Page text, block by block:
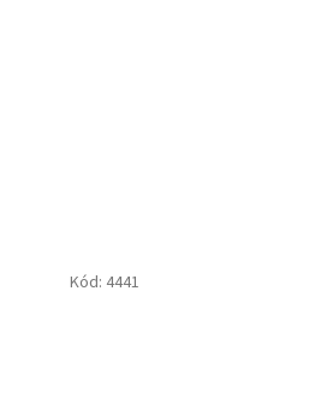
Kód: 4441